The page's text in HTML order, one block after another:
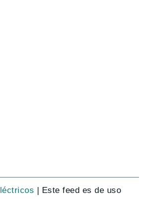
| Este feed es de uso